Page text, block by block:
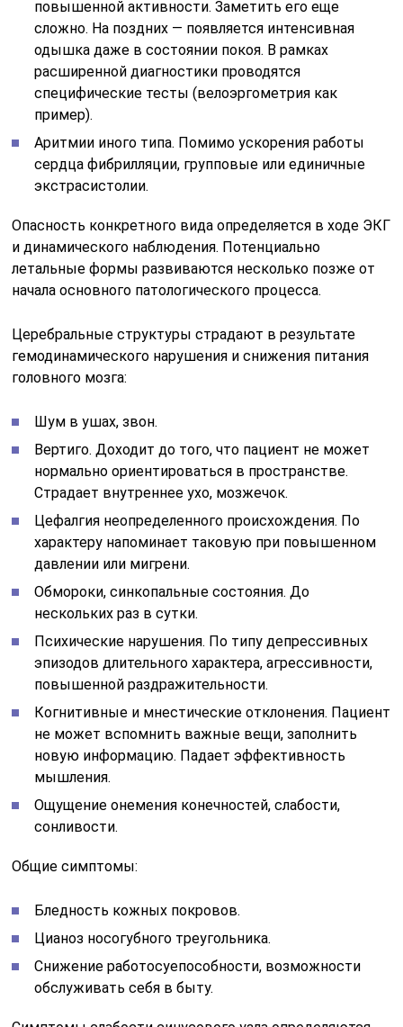
повышенной активности. Заметить его еще
сложно. На поздних — появляется интенсивная
одышка даже в состоянии покоя. В рамках
расширенной диагностики проводятся
специфические тесты (велоэргометрия как
пример).
Аритмии иного типа. Помимо ускорения работы
сердца фибрилляции, групповые или единичные
экстрасистолии.
Опасность конкретного вида определяется в ходе ЭКГ
и динамического наблюдения. Потенциально
летальные формы развиваются несколько позже от
начала основного патологического процесса.
Церебральные структуры страдают в результате
гемодинамического нарушения и снижения питания
головного мозга:
Шум в ушах, звон.
Вертиго. Доходит до того, что пациент не может
нормально ориентироваться в пространстве.
Страдает внутреннее ухо, мозжечок.
Цефалгия неопределенного происхождения. По
характеру напоминает таковую при повышенном
давлении или мигрени.
Обмороки, синкопальные состояния. До
нескольких раз в сутки.
Психические нарушения. По типу депрессивных
эпизодов длительного характера, агрессивности,
повышенной раздражительности.
Когнитивные и мнестические отклонения. Пациент
не может вспомнить важные вещи, заполнить
новую информацию. Падает эффективность
мышления.
Ощущение онемения конечностей, слабости,
сонливости.
Общие симптомы:
Бледность кожных покровов.
Цианоз носогубного треугольника.
Снижение работосуепособности, возможности
обслуживать себя в быту.